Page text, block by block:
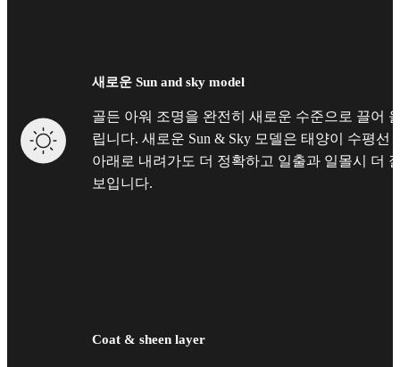
새로운 Sun and sky model
골든 아워 조명을 완전히 새로운 수준으로 끌어
립니다. 새로운 Sun & Sky 모델은 태양이 수평선
아래로 내려가도 더 정확하고 일출과 일몰시 더
보입니다.
Coat & sheen layer